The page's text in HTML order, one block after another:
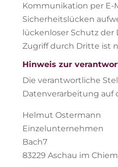
Kommunikation per E-
Sicherheitslücken
lückenloser Schutz der
Zugriff durch Dritte ist
Hinweis zur
Die verantwortliche
Datenverarbeitung auf
Helmut Ostermann
Einzelunternehmen
Bach7
83229 Aschau im